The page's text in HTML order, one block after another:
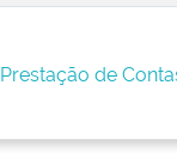
Prestação de